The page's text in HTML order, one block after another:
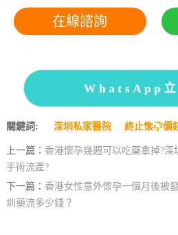
在線諮詢
WhatsApp立
關鍵詞: 深圳私家醫院 終止懷孕價
上一篇： 香港懷孕幾週可以吃藥拿掉?
手術流產?
下一篇： 香港女性意外懷孕一個月後被
圳藥流多少錢？